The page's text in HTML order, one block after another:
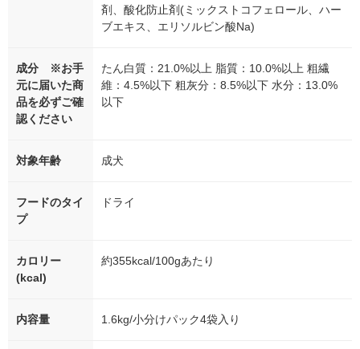
剤、酸化防止剤(ミックストコフェロール、ハー
ブエキス、エリソルビン酸Na)
成分 ※お手
元に届いた商
品を必ずご確
認ください
たん白質：21.0%以上 脂質：10.0%以上 粗繊
維：4.5%以下 粗灰分：8.5%以下 水分：13.0%
以下
対象年齢 成犬
フードのタイ
プ
ドライ
カロリー
(kcal)
約355kcal/100gあたり
内容量 1.6kg/小分けパック4袋入り